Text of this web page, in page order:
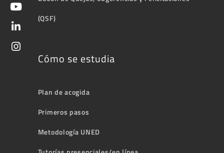
(QSF)
Cómo se estudia
Plan de acogida
Primeros pasos
Metodología UNED